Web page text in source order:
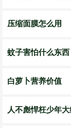
压缩面膜怎么用
蚊子害怕什么东西
白萝卜营养价值
人不彪悍枉少年